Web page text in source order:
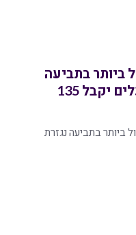
ביותר בתביעה
נגזרת בישראל: בנק הפועלים יקבל 135
ביותר בתביעה נגזרת